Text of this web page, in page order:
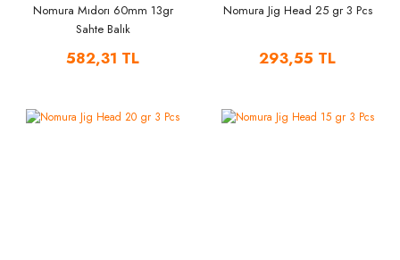
Nomura Mıdorı 60mm 13gr
Sahte Balık
582,31 TL
Nomura Jig Head 25 gr 3 Pcs
293,55 TL